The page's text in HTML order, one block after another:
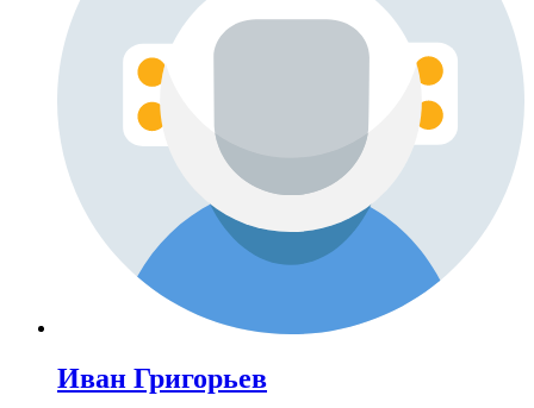
Иван Григорьев